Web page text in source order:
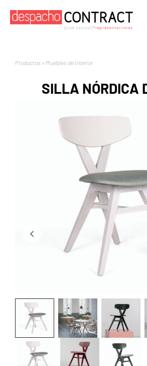
Productos > Muebles de Interior
SILLA NÓRDICA